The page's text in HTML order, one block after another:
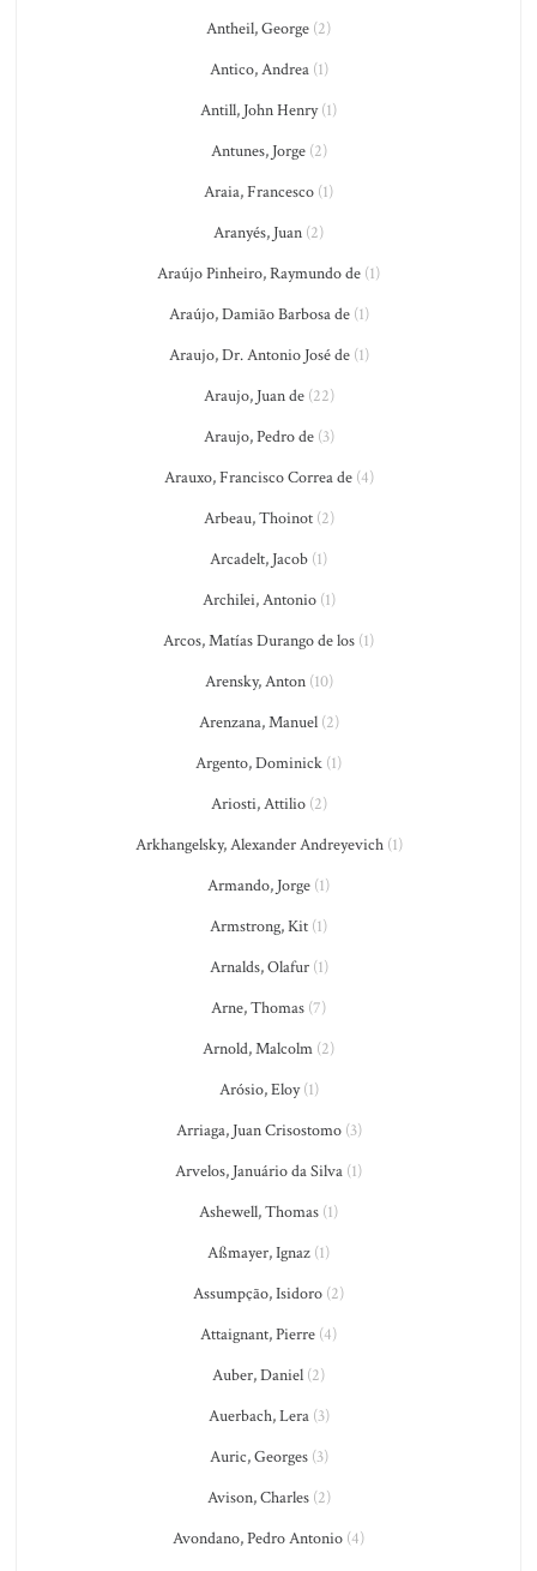
Antheil, George (2)
Antico, Andrea(1)
Antill, John Henry(1)
Antunes, Jorge(2)
Araia, Francesco (1)
Aranyés, Juan (2)
Araújo Pinheiro, Raymundo de (1)
Araújo, Damião Barbosa de(1)
Araujo, Dr. Antonio José de(1)
Araujo, Juan de(22)
Araujo, Pedro de(3)
Arauxo, Francisco Correa de(4)
Arbeau, Thoinot(2)
Arcadelt, Jacob (1)
Archilei, Antonio(1)
Arcos, Matías Durango de los (1)
Arensky, Anton(10)
Arenzana, Manuel(2)
Argento, Dominick (1)
Ariosti, Attilio(2)
Arkhangelsky, Alexander Andreyevich(1)
Armando, Jorge (1)
Armstrong, Kit (1)
Arnalds, Olafur(1)
Arne, Thomas (7)
Arnold, Malcolm (2)
Arósio, Eloy(1)
Arriaga, Juan Crisostomo(3)
Arvelos, Januário da Silva (1)
Ashewell, Thomas (1)
Aßmayer, Ignaz (1)
Assumpção, Isidoro (2)
Attaignant, Pierre (4)
Auber, Daniel (2)
Auerbach, Lera(3)
Auric, Georges(3)
Avison, Charles(2)
Avondano, Pedro Antonio (4)